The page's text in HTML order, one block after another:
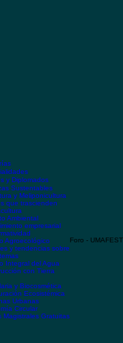
y Diplomados
Sustentables
y Meliponicultura
que trascienden
Ambiental
empresarial
Agroecológico
y tendencias sobre
Integral del Agua
con Tierra
y Biocosmética
Ecosistémica
Urbanas
Magistrales Gratuitas